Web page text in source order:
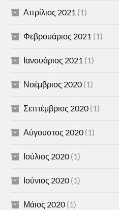
Απρίλιος 2021 (1)
Φεβρουάριος 2021 (1)
Ιανουάριος 2021 (1)
Νοέμβριος 2020 (1)
Σεπτέμβριος 2020 (1)
Αύγουστος 2020 (1)
Ιούλιος 2020 (1)
Ιούνιος 2020 (1)
Μάιος 2020 (1)